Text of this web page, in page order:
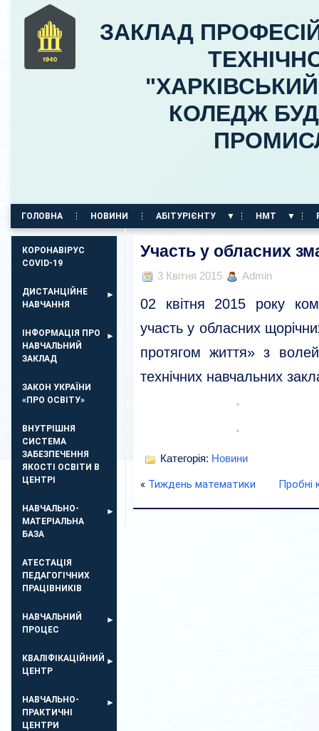
ЗАКЛАД
КОЛЕДЖ
ГОЛОВНА НОВИНИ АБІТУРІЄНТУ НМТ
КОРОНАВІРУС
COVID-19
ДИСТАНЦІЙНЕ
НАВЧАННЯ
ІНФОРМАЦІЯ ПРО
НАВЧАЛЬНИЙ
ЗАКЛАД
ЗАКОН УКРАЇНИ
«ПРО ОСВІТУ»
ВНУТРІШНЯ
СИСТЕМА
ЗАБЕЗПЕЧЕННЯ
ЯКОСТІ ОСВІТИ В
ЦЕНТРІ
НАВЧАЛЬНО-
МАТЕРІАЛЬНА
БАЗА
АТЕСТАЦІЯ
ПЕДАГОГІЧНИХ
ПРАЦІВНИКІВ
НАВЧАЛЬНИЙ
ПРОЦЕС
КВАЛІФІКАЦІЙНИЙ
ЦЕНТР
НАВЧАЛЬНО-
ПРАКТИЧНІ
ЦЕНТРИ
Участь у обласних
3 Квітня 2015 Admin
02 квітня 2015 року
участь у обласних
протягом життя» з
технічних навчальних
Категорія: Новини
« Тиждень математики Пробні